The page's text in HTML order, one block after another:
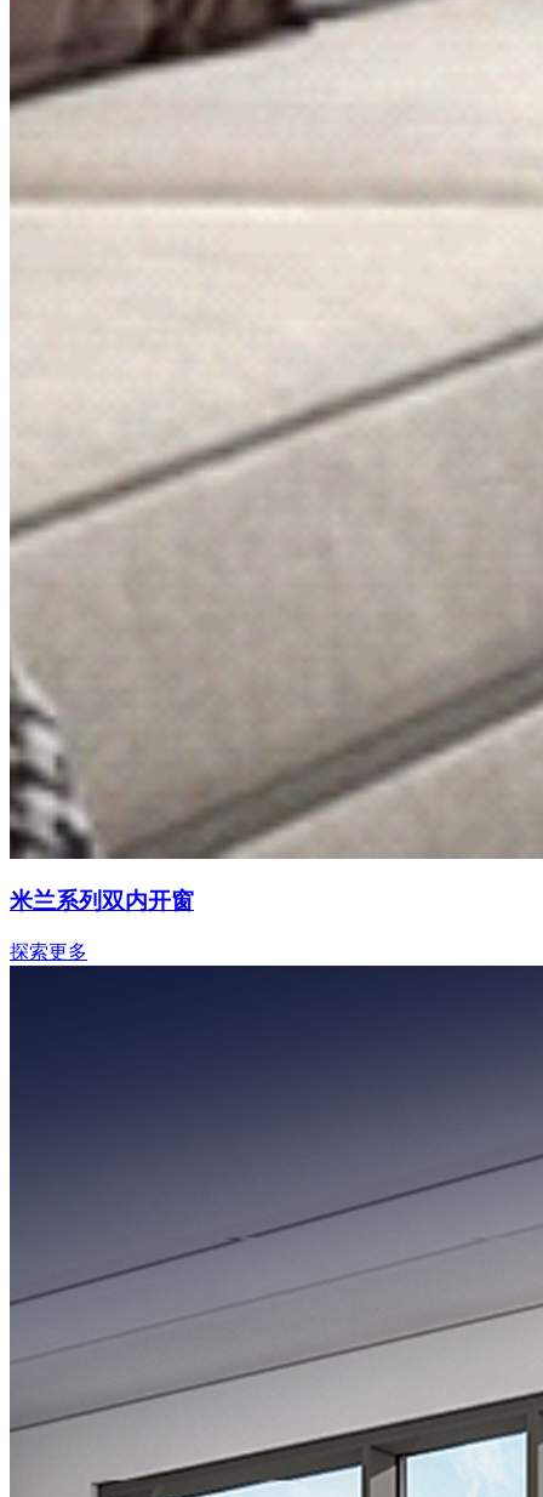
米兰系列双内开窗
探索更多